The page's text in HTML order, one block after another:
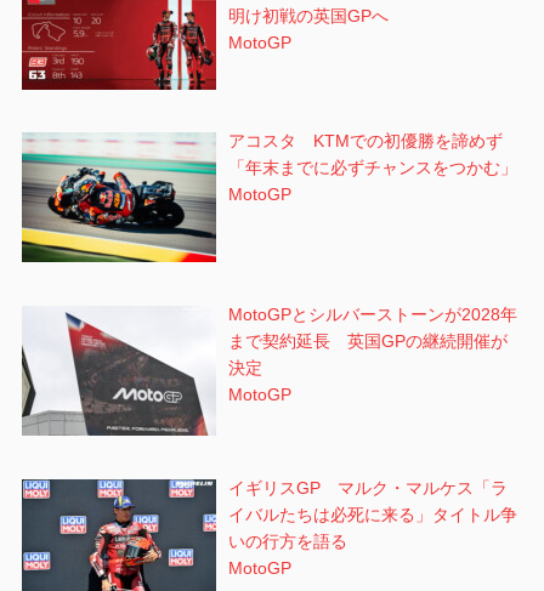
明け初戦の英国GPへ
MotoGP
アコスタ KTMでの初優勝を諦めず
「年末までに必ずチャンスをつかむ」
MotoGP
MotoGPとシルバーストーンが2028年
まで契約延長 英国GPの継続開催が
決定
MotoGP
イギリスGP マルク・マルケス「ラ
イバルたちは必死に来る」タイトル争
いの行方を語る
MotoGP